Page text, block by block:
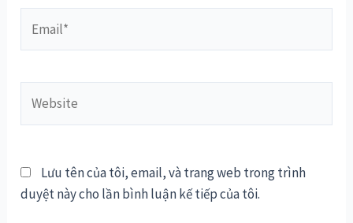
Lưu tên của tôi, email, và trang web trong trình
duyệt này cho lần bình luận kế tiếp của tôi.